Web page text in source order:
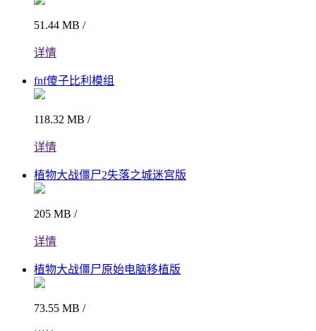
51.44 MB /
详情
fnf傻子比利模组
118.32 MB /
详情
植物大战僵尸2失落之城迷宫版
205 MB /
详情
植物大战僵尸原始电脑移植版
73.55 MB /